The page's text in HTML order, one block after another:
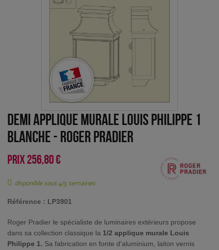
Demi applique murale Louis Philippe 1
Blanche - Roger Pradier
PRIX256,80 €
disponible sous 4/5 semaines
Référence : LP3901
Roger Pradier le spécialiste de luminaires extérieurs propose
dans sa collection classique la 1/2 applique murale Louis
Philippe 1. Sa fabrication en fonte d'aluminium, laiton vernis